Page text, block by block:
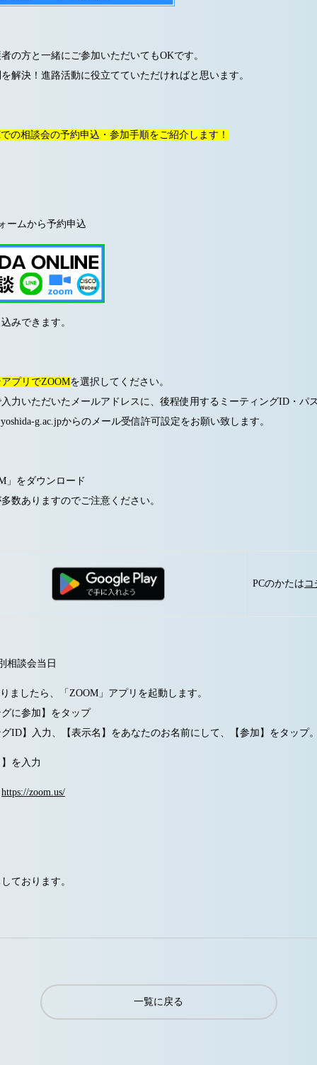
の方と一緒にご参加いただいてもOKです。
解決！進路活動に役立てていただければと思います。
の相談会の予約申込・参加手順をご紹介します！
ームから予約申込
みできます。
プリでZOOMを選択してください。
力いただいたメールアドレスに、後程使用するミーティングID・パ
g.ac.jpからのメール受信許可設定をお願い致します。
」をダウンロード
数ありますのでご注意ください。
PCのかたは コ
相談会当日
ましたら、「ZOOM」アプリを起動します。
に参加】をタップ
ID】入力、【表示名】をあなたのお名前にして、【参加】をタップ
を入力
https://zoom.us/
ております。
一覧に戻る